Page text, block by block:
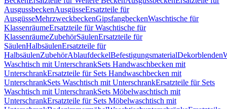
AusgussbeckenAusgüsseErsatzteile für
AusgüsseMehrzweckbeckenGipsfangbeckenWaschtische für
KlassenräumeErsatzteile für Waschtische für
KlassenräumeZubehörSäulenErsatzteile für
SäulenHalbsäulenErsatzteile für
HalbsäulenZubehörAblaufdeckelBefestigungsmaterialDekorblenden
Waschtisch mit UnterschrankSets Handwaschbecken mit
UnterschrankErsatzteile für Sets Handwaschbecken mit
UnterschrankSets Waschtisch mit UnterschrankErsatzteile für Sets
Waschtisch mit UnterschrankSets Möbelwaschtisch mit
UnterschrankErsatzteile für Sets Möbelwaschtisch mit